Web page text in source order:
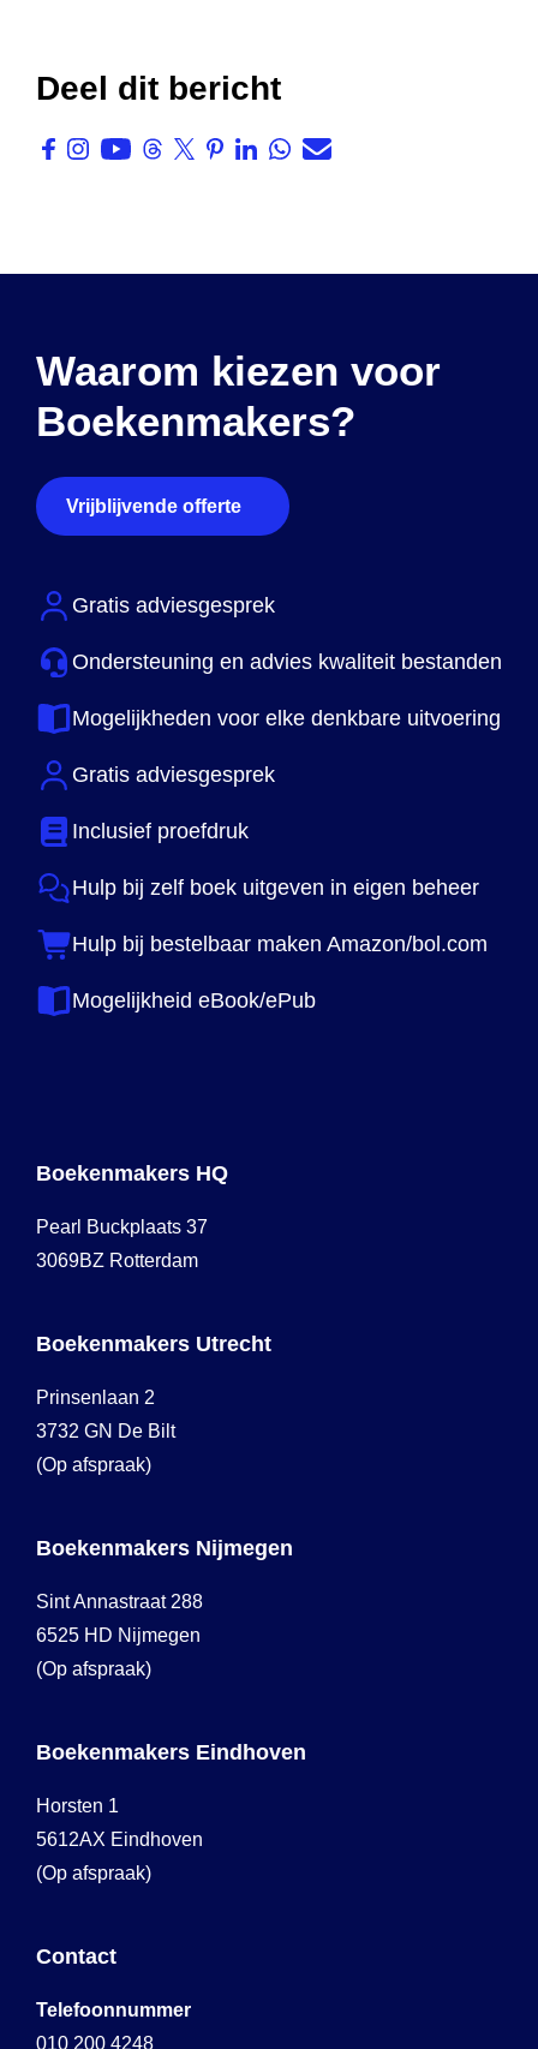
Deel dit bericht
Waarom kiezen voor
Boekenmakers?
Vrijblijvende offerte
Gratis adviesgesprek
Ondersteuning en advies kwaliteit bestanden
Mogelijkheden voor elke denkbare uitvoering
Gratis adviesgesprek
Inclusief proefdruk
Hulp bij zelf boek uitgeven in eigen beheer
Hulp bij bestelbaar maken Amazon/bol.com
Mogelijkheid eBook/ePub
Boekenmakers HQ
Pearl Buckplaats 37
3069BZ Rotterdam
Boekenmakers Utrecht
Prinsenlaan 2
3732 GN De Bilt
(Op afspraak)
Boekenmakers Nijmegen
Sint Annastraat 288
6525 HD Nijmegen
(Op afspraak)
Boekenmakers Eindhoven
Horsten 1
5612AX Eindhoven
(Op afspraak)
Contact
Telefoonnummer
010 200 4248